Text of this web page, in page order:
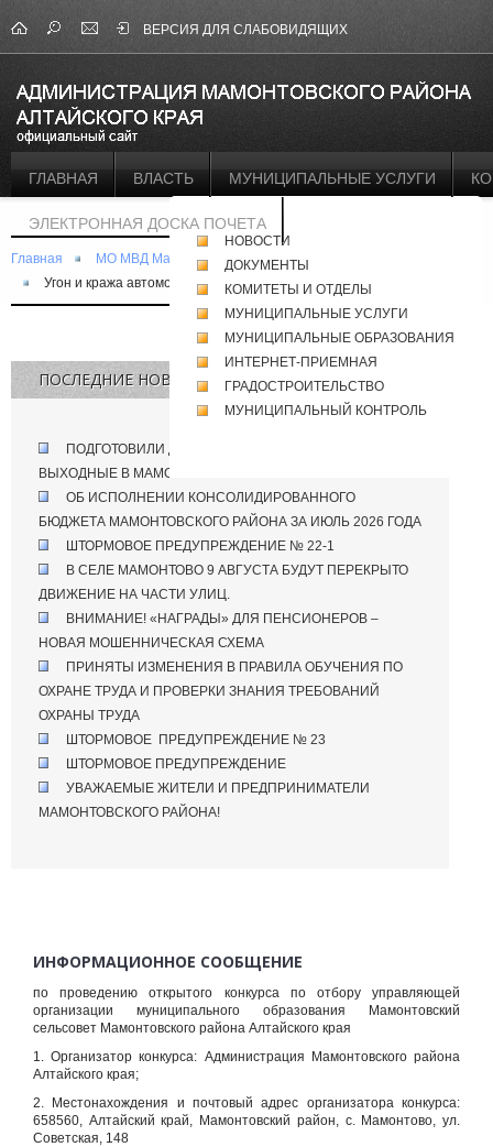
ВЕРСИЯ ДЛЯ СЛАБОВИДЯЩИХ
ГЛАВНАЯ ВЛАСТЬ МУНИЦИПАЛЬНЫЕ УСЛУГИ
ЭЛЕКТРОННАЯ ДОСКА ПОЧЕТА
НОВОСТИ
ДОКУМЕНТЫ
КОМИТЕТЫ И ОТДЕЛЫ
МУНИЦИПАЛЬНЫЕ УСЛУГИ
МУНИЦИПАЛЬНЫЕ ОБРАЗОВАНИЯ
ИНТЕРНЕТ-ПРИЕМНАЯ
ГРАДОСТРОИТЕЛЬСТВО
МУНИЦИПАЛЬНЫЙ КОНТРОЛЬ
Главная
МО МВД Мамонтовский
Угон и кража автомобиля. В чем разница?
ПОСЛЕДНИЕ НОВОСТИ
ПОДГОТОВИЛИ ДЛЯ ВАС ПЛАН МЕРОПРИЯТИЙ НА
ВЫХОДНЫЕ В МАМОНТОВО
ОБ ИСПОЛНЕНИИ КОНСОЛИДИРОВАННОГО
БЮДЖЕТА МАМОНТОВСКОГО РАЙОНА ЗА ИЮЛЬ 2026 ГОДА
ШТОРМОВОЕ ПРЕДУПРЕЖДЕНИЕ № 22-1
В СЕЛЕ МАМОНТОВО 9 АВГУСТА БУДУТ ПЕРЕКРЫТО
ДВИЖЕНИЕ НА ЧАСТИ УЛИЦ.
ВНИМАНИЕ! «НАГРАДЫ» ДЛЯ ПЕНСИОНЕРОВ –
НОВАЯ МОШЕННИЧЕСКАЯ СХЕМА
ПРИНЯТЫ ИЗМЕНЕНИЯ В ПРАВИЛА ОБУЧЕНИЯ ПО
ОХРАНЕ ТРУДА И ПРОВЕРКИ ЗНАНИЯ ТРЕБОВАНИЙ
ОХРАНЫ ТРУДА
ШТОРМОВОЕ ПРЕДУПРЕЖДЕНИЕ № 23
ШТОРМОВОЕ ПРЕДУПРЕЖДЕНИЕ
УВАЖАЕМЫЕ ЖИТЕЛИ И ПРЕДПРИНИМАТЕЛИ
МАМОНТОВСКОГО РАЙОНА!
ИНФОРМАЦИОННОЕ СООБЩЕНИЕ
по проведению открытого конкурса по отбору управляющей
организации муниципального образования Мамонтовский
сельсовет Мамонтовского района Алтайского края
1. Организатор конкурса: Администрация Мамонтовского района
Алтайского края;
2. Местонахождения и почтовый адрес организатора конкурса:
658560, Алтайский край, Мамонтовский район, с. Мамонтово, ул.
Советская, 148